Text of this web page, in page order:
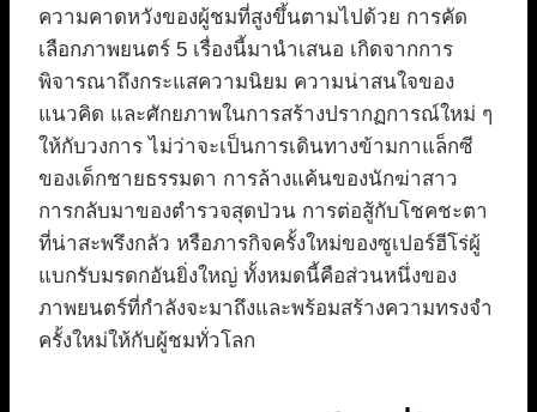
ความคาดหวังของผู้ชมที่สูงขึ้นตามไปด้วย การคัด
เลือกภาพยนตร์ 5 เรื่องนี้มานำเสนอ เกิดจากการ
พิจารณาถึงกระแสความนิยม ความน่าสนใจของ
แนวคิด และศักยภาพในการสร้างปรากฏการณ์ใหม่ ๆ
ให้กับวงการ ไม่ว่าจะเป็นการเดินทางข้ามกาแล็กซี
ของเด็กชายธรรมดา การล้างแค้นของนักฆ่าสาว
การกลับมาของตำรวจสุดป่วน การต่อสู้กับโชคชะตา
ที่น่าสะพรึงกลัว หรือภารกิจครั้งใหม่ของซูเปอร์ฮีโร่ผู้
แบกรับมรดกอันยิ่งใหญ่ ทั้งหมดนี้คือส่วนหนึ่งของ
ภาพยนตร์ที่กำลังจะมาถึงและพร้อมสร้างความทรงจำ
ครั้งใหม่ให้กับผู้ชมทั่วโลก